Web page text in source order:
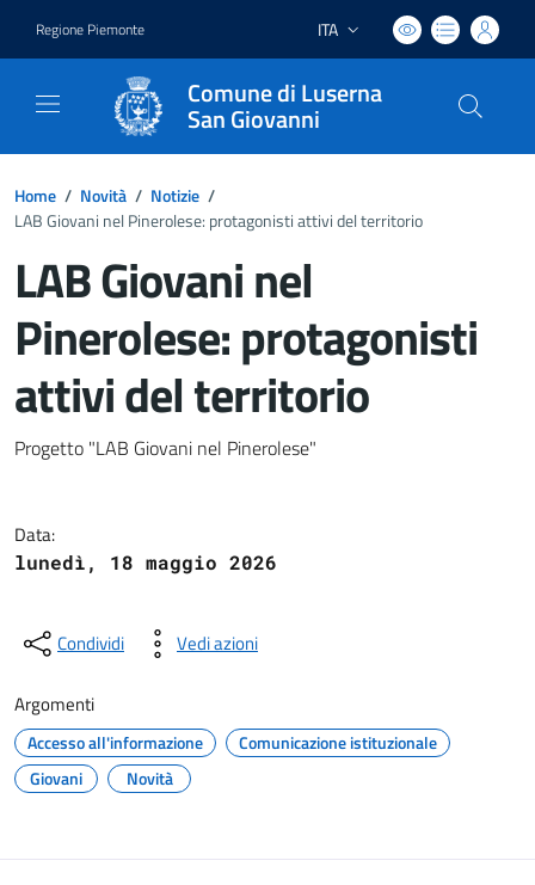
Regione Piemonte Lingua attiva:
ITA
Comune di Luserna
San Giovanni
Home / Novità / Notizie /
LAB Giovani nel Pinerolese: protagonisti attivi del territorio
LAB Giovani nel
Pinerolese: protagonisti
attivi del territorio
Dettagli del documento
Progetto "LAB Giovani nel Pinerolese"
Data:
lunedì, 18 maggio 2026
Condividi Vedi azioni
Argomenti
Accesso all'informazione
Comunicazione istituzionale
Giovani
Novità